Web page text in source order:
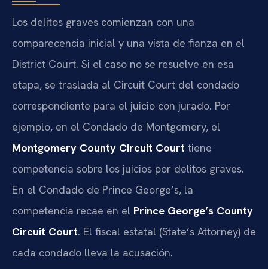
Los delitos graves comienzan con una
comparecencia inicial y una vista de fianza en el
District Court. Si el caso no se resuelve en esa
etapa, se traslada al Circuit Court del condado
correspondiente para el juicio con jurado. Por
ejemplo, en el Condado de Montgomery, el
Montgomery County Circuit Court tiene
competencia sobre los juicios por delitos graves.
En el Condado de Prince George’s, la
competencia recae en el Prince George’s County
Circuit Court. El fiscal estatal (State’s Attorney) de
cada condado lleva la acusación.